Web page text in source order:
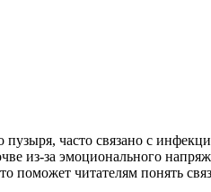
часто связано с
из-за эмоционального
поможет читателям понять